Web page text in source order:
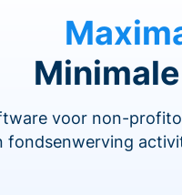
voor non-
fondsenwerving